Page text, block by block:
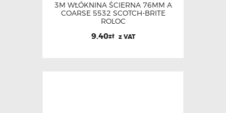
3M WŁÓKNINA ŚCIERNA 76MM A
COARSE 5532 SCOTCH-BRITE
ROLOC
9.40zł z VAT